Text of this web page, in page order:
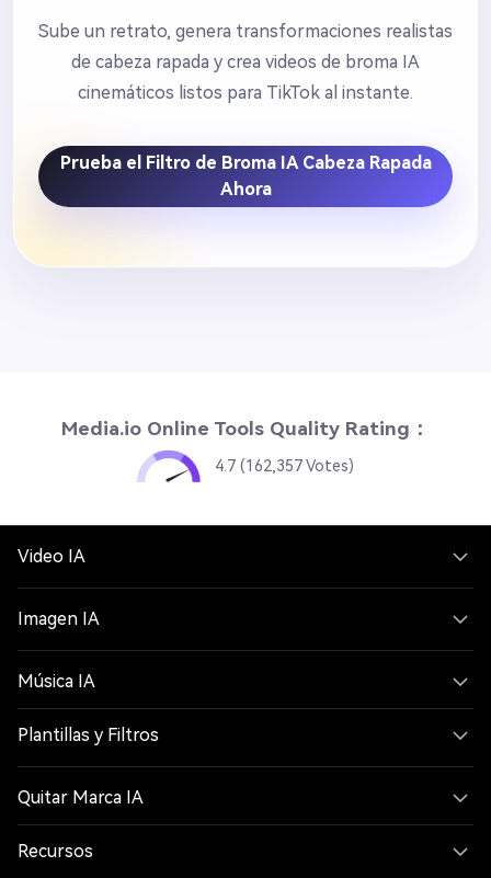
Sube un retrato, genera transformaciones realistas
de cabeza rapada y crea videos de broma IA
cinemáticos listos para TikTok al instante.
Prueba el Filtro de Broma IA Cabeza Rapada
Ahora
Media.io Online Tools Quality Rating：
4.7 (162,357 Votes)
Video IA
Imagen IA
Música IA
Plantillas y Filtros
Quitar Marca IA
Recursos